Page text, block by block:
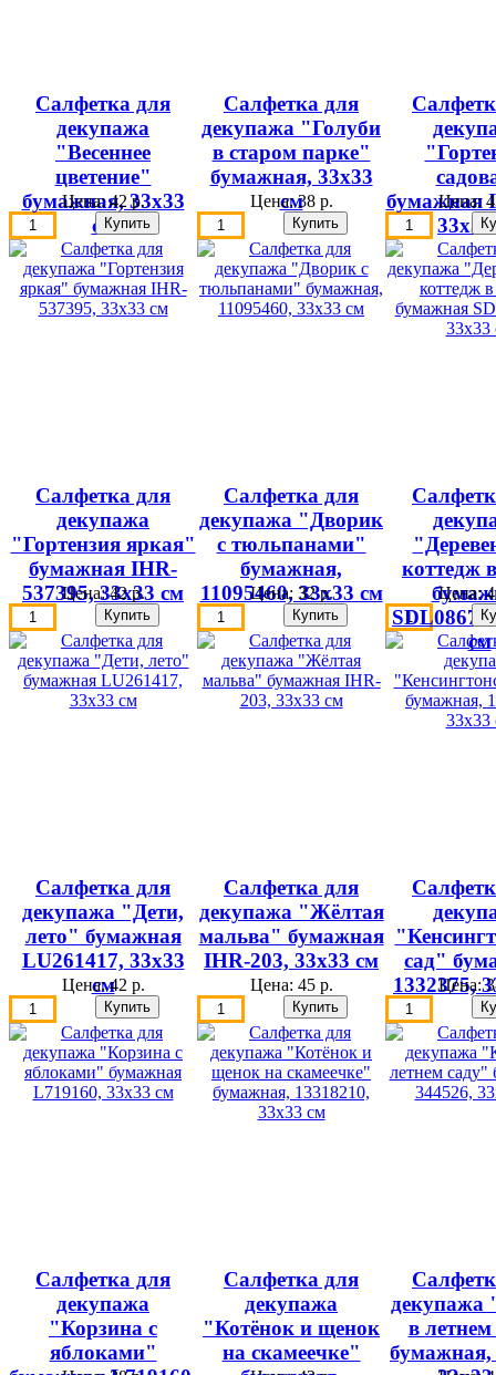
Салфетка для
декупажа
"Весеннее
цветение"
бумажная, 33х33
см
Цена:42 р.
Салфетка для
декупажа "Голуби
в старом парке"
бумажная, 33х33
см
Цена:38 р.
бумажная
Цена:
Салфетка для
декупажа
"Гортензия яркая"
бумажная IHR-
537395, 33х33 см
Цена:42 р.
Салфетка для
декупажа "Дворик
с тюльпанами"
бумажная,
11095460, 33х33 см
Цена: 32 р.
коттедж
см
Цена:
Салфетка для
декупажа "Дети,
лето" бумажная
LU261417, 33х33
см
Цена:42 р.
Салфетка для
декупажа "Жёлтая
мальва" бумажная
IHR-203, 33х33 см
Цена: 45 р.
сад"
1332375,
Цена:
Салфетка для
декупажа
"Корзина с
яблоками"
Салфетка для
декупажа
"Котёнок и щенок
на скамеечке"
в
бумажная,